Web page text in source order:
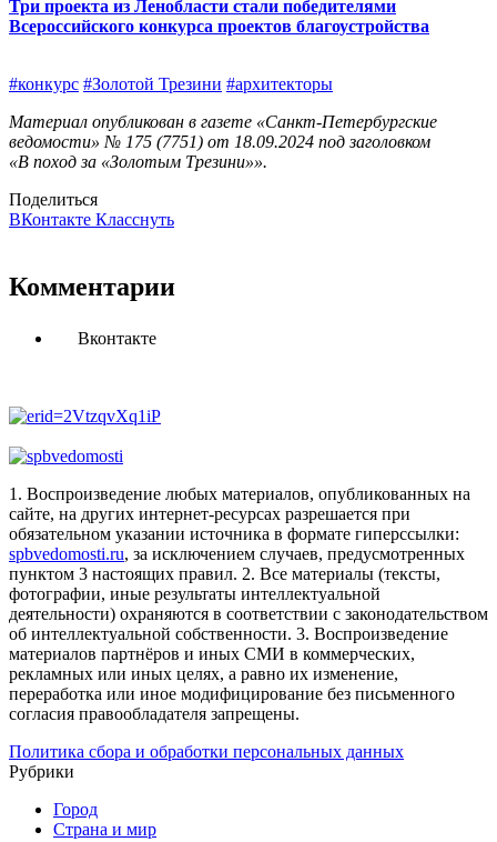
Три проекта из Ленобласти стали победителями
Всероссийского конкурса проектов благоустройства
#конкурс #Золотой Трезини #архитекторы
Материал опубликован в газете «Санкт-Петербургские
ведомости» № 175 (7751) от 18.09.2024 под заголовком
«В поход за «Золотым Трезини»».
Поделиться
ВКонтакте Класснуть
Комментарии
Вконтакте
1. Воспроизведение любых материалов, опубликованных на
сайте, на других интернет-ресурсах разрешается при
обязательном указании источника в формате гиперссылки:
spbvedomosti.ru, за исключением случаев, предусмотренных
пунктом 3 настоящих правил. 2. Все материалы (тексты,
фотографии, иные результаты интеллектуальной
деятельности) охраняются в соответствии с законодательством
об интеллектуальной собственности. 3. Воспроизведение
материалов партнёров и иных СМИ в коммерческих,
рекламных или иных целях, а равно их изменение,
переработка или иное модифицирование без письменного
согласия правообладателя запрещены.
Политика сбора и обработки персональных данных
Рубрики
Город
Страна и мир